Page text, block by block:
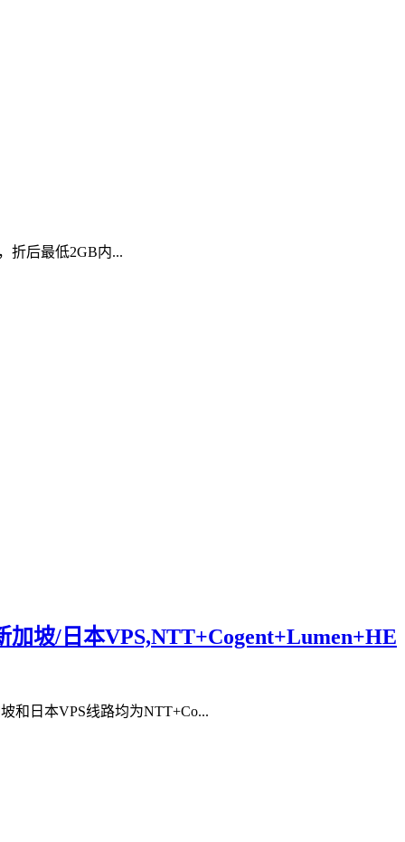
折后最低2GB内...
加坡/日本VPS,NTT+Cogent+Lumen+HE
和日本VPS线路均为NTT+Co...